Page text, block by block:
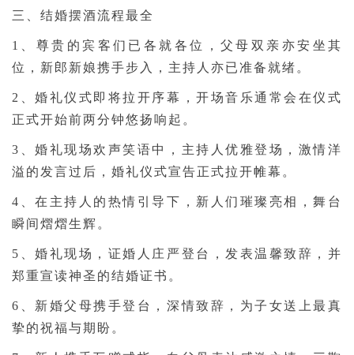
三、结婚摆酒流程最全
1、尊贵的宾客们已各就各位，父母双亲亦安坐其
位，新郎新娘携手步入，主持人亦已准备就绪。
2、婚礼仪式即将拉开序幕，开场音乐通常会在仪式
正式开始前两分钟悠扬响起。
3、婚礼现场欢声笑语中，主持人优雅登场，激情洋
溢的发言过后，婚礼仪式宣告正式拉开帷幕。
4、在主持人的热情引导下，新人们璀璨亮相，舞台
瞬间熠熠生辉。
5、婚礼现场，证婚人庄严登台，发表温馨致辞，并
郑重宣读神圣的结婚证书。
6、新婚父母携手登台，深情致辞，为子女送上最真
挚的祝福与期盼。